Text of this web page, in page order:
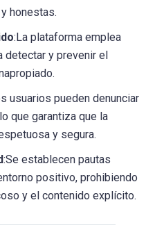
honestas.
:La plataforma emplea
detectar y prevenir el
usuarios pueden denunciar
que garantiza que la
y segura.
:Se establecen pautas
positivo, prohibiendo
y el contenido explícito.